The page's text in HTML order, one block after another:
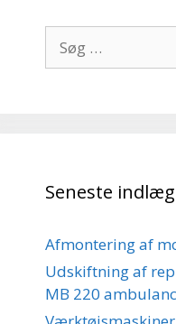
efter:
Seneste indlæg
Afmontering af
Udskiftning af
MB 220